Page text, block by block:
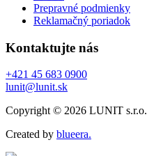
Prepravné podmienky
Reklamačný poriadok
Kontaktujte nás
+421 45 683 0900
lunit@lunit.sk
Copyright © 2026 LUNIT s.r.o.
Created by blueera.